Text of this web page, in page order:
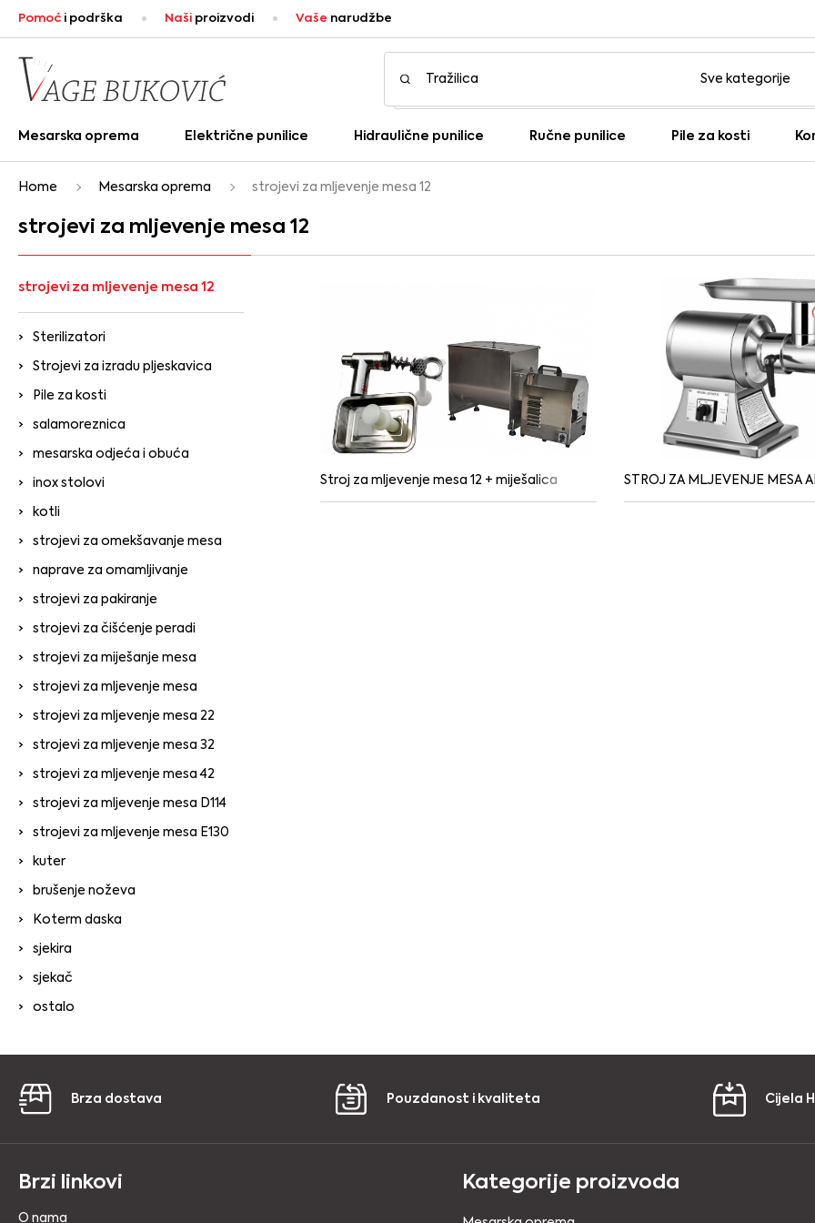
Pomoć i podrška Naši proizvodi Vaše narudžbe
Mesarska oprema Električne punilice Hidraulične punilice Ručne punilice Pile za kosti
Home Mesarska oprema strojevi za mljevenje mesa 12
strojevi za mljevenje mesa 12
strojevi za mljevenje mesa 12
Sterilizatori
Strojevi za izradu pljeskavica
Pile za kosti
salamoreznica
mesarska odjeća i obuća
inox stolovi
kotli
strojevi za omekšavanje mesa
naprave za omamljivanje
strojevi za pakiranje
strojevi za čišćenje peradi
strojevi za miješanje mesa
strojevi za mljevenje mesa
strojevi za mljevenje mesa 22
strojevi za mljevenje mesa 32
strojevi za mljevenje mesa 42
strojevi za mljevenje mesa D114
strojevi za mljevenje mesa E130
kuter
brušenje noževa
Koterm daska
sjekira
sjekač
ostalo
Stroj za mljevenje mesa 12 + miješalica STROJ ZA MLJEVENJE MESA
Brza dostava Pouzdanost i kvaliteta Cijela
Brzi linkovi
O nama
Kategorije proizvoda